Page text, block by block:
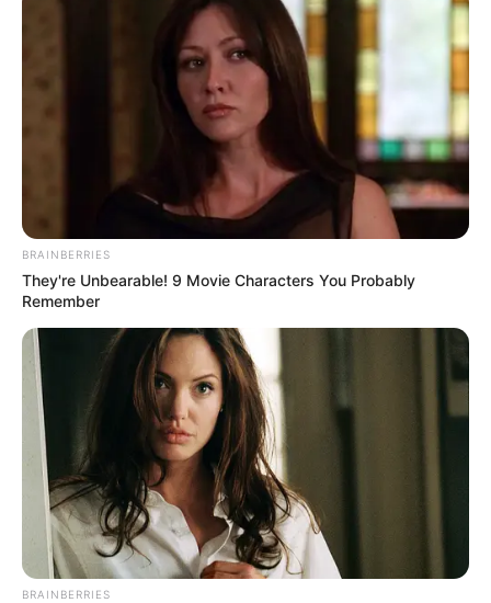
BRAINBERRIES
They're Unbearable! 9 Movie Characters You Probably
Remember
BRAINBERRIES